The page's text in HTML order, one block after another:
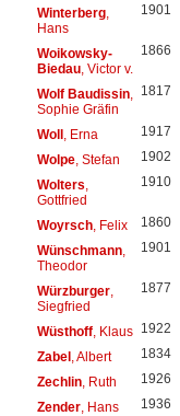
Winterberg,
Hans
1901
Woikowsky-
Biedau, Victor v.
1866
Wolf Baudissin,
Sophie Gräfin
1817
Woll, Erna 1917
Wolpe, Stefan 1902
Wolters
Gottfried
1910
Woyrsch, Felix 1860
Wünschmann,
Theodor
1901
Würzburger,
Siegfried
1877
Wüsthoff, Klaus 1922
Zabel, Albert 1834
Zechlin, Ruth 1926
Zender, Hans 1936